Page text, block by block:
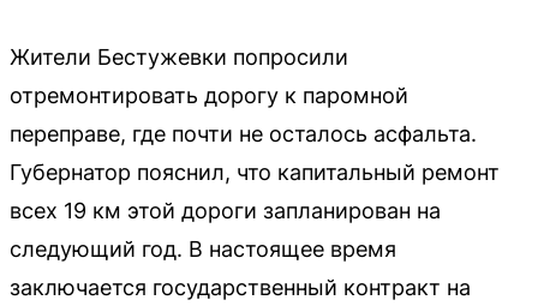
Жители Бестужевки попросили
отремонтировать дорогу к паромной
переправе, где почти не осталось асфальта.
Губернатор пояснил, что капитальный ремонт
всех 19 км этой дороги запланирован на
следующий год. В настоящее время
заключается государственный контракт на